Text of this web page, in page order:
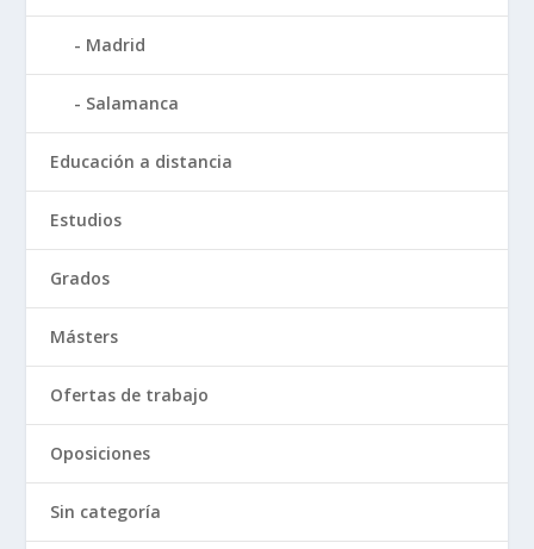
Madrid
Salamanca
Educación a distancia
Estudios
Grados
Másters
Ofertas de trabajo
Oposiciones
Sin categoría